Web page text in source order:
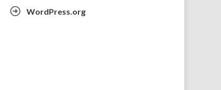
WordPress.org